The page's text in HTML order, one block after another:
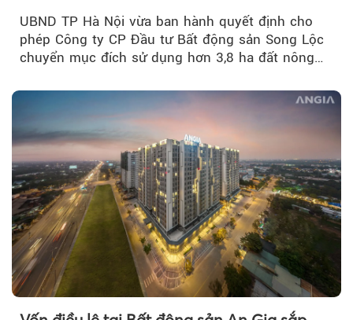
UBND TP Hà Nội vừa ban hành quyết định cho
phép Công ty CP Đầu tư Bất động sản Song Lộc
chuyển mục đích sử dụng hơn 3,8 ha đất nông